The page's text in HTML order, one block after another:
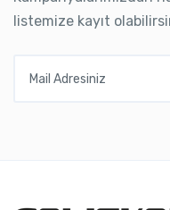
listemize kayıt